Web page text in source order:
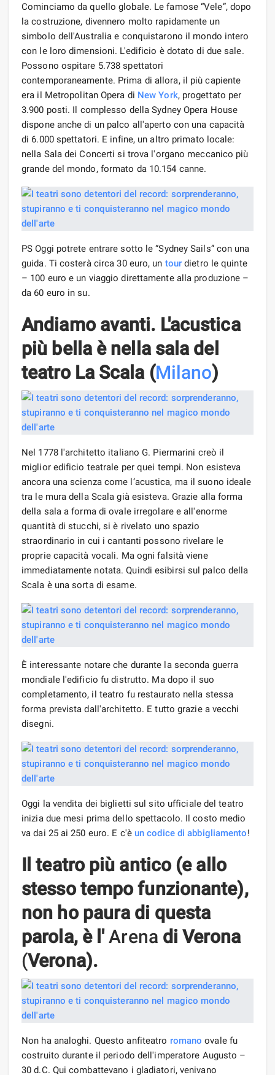
Cominciamo da quello globale. Le famose “Vele”, dopo
la costruzione, divennero molto rapidamente un
simbolo dell'Australia e conquistarono il mondo intero
con le loro dimensioni. L'edificio è dotato di due sale.
Possono ospitare 5.738 spettatori
contemporaneamente. Prima di allora, il più capiente
era il Metropolitan Opera di New York, progettato per
3.900 posti. Il complesso della Sydney Opera House
dispone anche di un palco all'aperto con una capacità
di 6.000 spettatori. E infine, un altro primato locale:
nella Sala dei Concerti si trova l'organo meccanico più
grande del mondo, formato da 10.154 canne.
PS Oggi potrete entrare sotto le “Sydney Sails” con una
guida. Ti costerà circa 30 euro, un tour dietro le quinte
– 100 euro e un viaggio direttamente alla produzione –
da 60 euro in su.
Andiamo avanti. L'acustica
più bella è nella sala del
teatro La Scala (Milano)
Nel 1778 l'architetto italiano G. Piermarini creò il
miglior edificio teatrale per quei tempi. Non esisteva
ancora una scienza come l’acustica, ma il suono ideale
tra le mura della Scala già esisteva. Grazie alla forma
della sala a forma di ovale irregolare e all'enorme
quantità di stucchi, si è rivelato uno spazio
straordinario in cui i cantanti possono rivelare le
proprie capacità vocali. Ma ogni falsità viene
immediatamente notata. Quindi esibirsi sul palco della
Scala è una sorta di esame.
È interessante notare che durante la seconda guerra
mondiale l'edificio fu distrutto. Ma dopo il suo
completamento, il teatro fu restaurato nella stessa
forma prevista dall'architetto. E tutto grazie a vecchi
disegni.
Oggi la vendita dei biglietti sul sito ufficiale del teatro
inizia due mesi prima dello spettacolo. Il costo medio
va dai 25 ai 250 euro. E c'è un codice di abbigliamento!
Il teatro più antico (e allo
stesso tempo funzionante),
non ho paura di questa
parola, è l'Arena di Verona
(Verona).
Non ha analoghi. Questo anfiteatro romano ovale fu
costruito durante il periodo dell'imperatore Augusto –
30 d.C. Qui combattevano i gladiatori, venivano